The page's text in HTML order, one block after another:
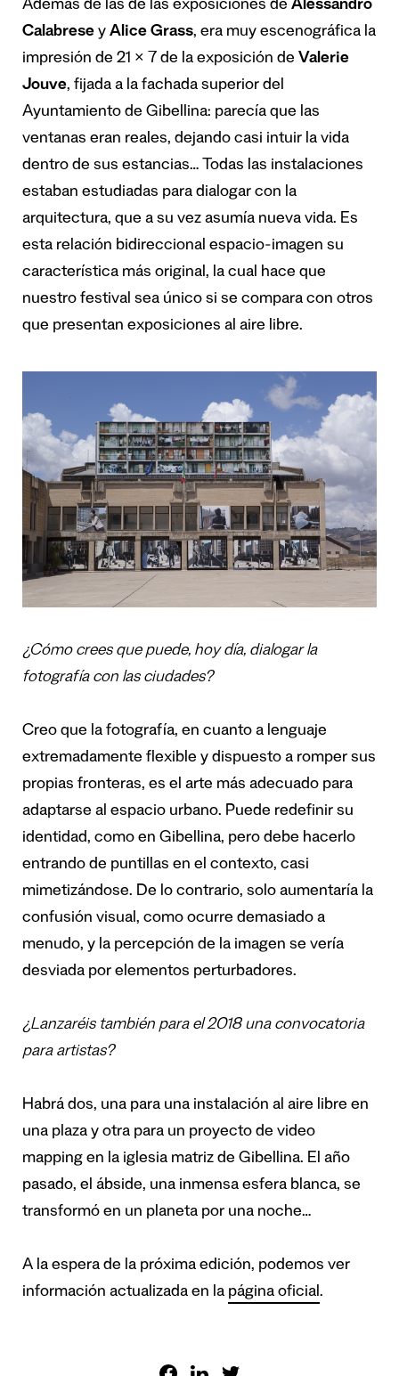
Además de las de las exposiciones de Alessandro
Calabrese y Alice Grass, era muy escenográfica la
impresión de 21 × 7 de la exposición de Valerie
Jouve, fijada a la fachada superior del
Ayuntamiento de Gibellina: parecía que las
ventanas eran reales, dejando casi intuir la vida
dentro de sus estancias… Todas las instalaciones
estaban estudiadas para dialogar con la
arquitectura, que a su vez asumía nueva vida. Es
esta relación bidireccional espacio-imagen su
característica más original, la cual hace que
nuestro festival sea único si se compara con otros
que presentan exposiciones al aire libre.
¿Cómo crees que puede, hoy día, dialogar la
fotografía con las ciudades?
Creo que la fotografía, en cuanto a lenguaje
extremadamente flexible y dispuesto a romper sus
propias fronteras, es el arte más adecuado para
adaptarse al espacio urbano. Puede redefinir su
identidad, como en Gibellina, pero debe hacerlo
entrando de puntillas en el contexto, casi
mimetizándose. De lo contrario, solo aumentaría la
confusión visual, como ocurre demasiado a
menudo, y la percepción de la imagen se vería
desviada por elementos perturbadores.
¿Lanzaréis también para el 2018 una convocatoria
para artistas?
Habrá dos, una para una instalación al aire libre en
una plaza y otra para un proyecto de video
mapping en la iglesia matriz de Gibellina. El año
pasado, el ábside, una inmensa esfera blanca, se
transformó en un planeta por una noche…
A la espera de la próxima edición, podemos ver
información actualizada en la página oficial.